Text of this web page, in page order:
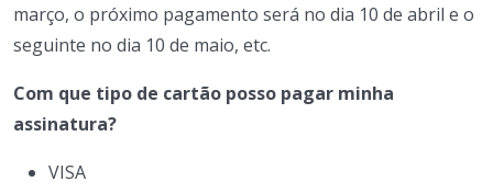
março, o próximo pagamento será no dia 10 de abril e o
seguinte no dia 10 de maio, etc.
Com que tipo de cartão posso pagar minha
assinatura?
VISA